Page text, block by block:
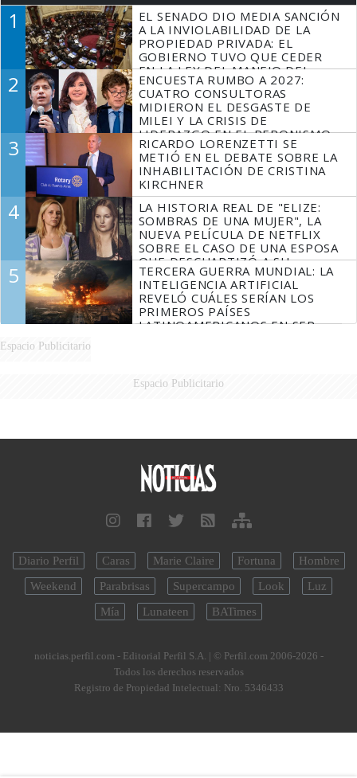
1
EL SENADO DIO MEDIA SANCIÓN
A LA INVIOLABILIDAD DE LA
PROPIEDAD PRIVADA: EL
GOBIERNO TUVO QUE CEDER
EN LA LEY DEL MANEJO DEL
FUEGO
2
ENCUESTA RUMBO A 2027:
CUATRO CONSULTORAS
MIDIERON EL DESGASTE DE
MILEI Y LA CRISIS DE
LIDERAZGO EN EL PERONISMO
3
RICARDO LORENZETTI SE
METIÓ EN EL DEBATE SOBRE LA
INHABILITACIÓN DE CRISTINA
KIRCHNER
4
LA HISTORIA REAL DE "ELIZE:
SOMBRAS DE UNA MUJER", LA
NUEVA PELÍCULA DE NETFLIX
SOBRE EL CASO DE UNA ESPOSA
QUE DESCUARTIZÓ A SU
MARIDO
5
TERCERA GUERRA MUNDIAL: LA
INTELIGENCIA ARTIFICIAL
REVELÓ CUÁLES SERÍAN LOS
PRIMEROS PAÍSES
LATINOAMERICANOS EN SER
Espacio Publicitario
Espacio Publicitario
Diario Perfil Caras Marie Claire Fortuna
Hombre
Weekend
Parabrisas Supercampo Look
Luz
Mía
Lunateen BATimes
noticias.perfil.com - Editorial Perfil S.A. | © Perfil.com 2006-2026 -
Todos los derechos reservados
Registro de Propiedad Intelectual: Nro. 5346433